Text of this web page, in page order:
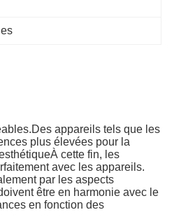
appareils tels que les
plus élevées pour la
cette fin, les
avec les appareils.
par les aspects
être en harmonie avec le
en fonction des